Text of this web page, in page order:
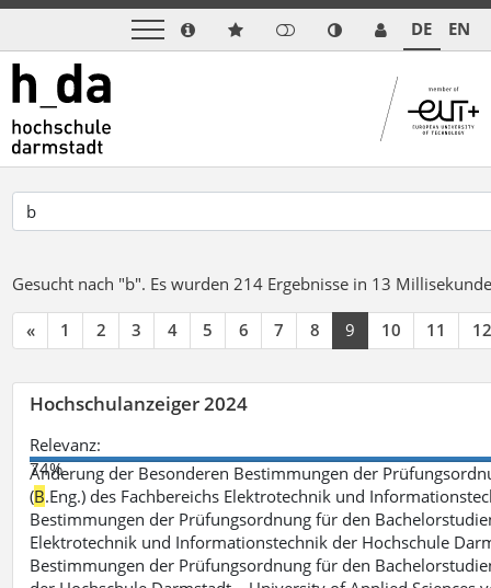
DE EN
Gesucht nach "b". Es wurden 214 Ergebnisse in 13
« 1 2 3 4 5 6 7 8 9 10 11 12
Hochschulanzeiger 2024
Relevanz:
74%
Änderung der Besonderen Bestimmungen der
(B.Eng.) des Fachbereichs Elektrotechnik und
Bestimmungen der Prüfungsordnung für den
Elektrotechnik und Informationstechnik der Hochschule
Bestimmungen der Prüfungsordnung für den